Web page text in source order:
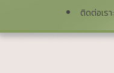
ติดต่อเรา: